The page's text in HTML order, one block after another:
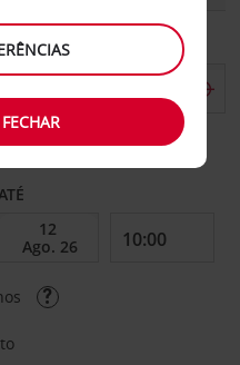
diferente